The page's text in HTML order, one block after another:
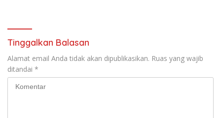
Tinggalkan Balasan
Alamat email Anda tidak akan dipublikasikan. Ruas yang wajib
ditandai *